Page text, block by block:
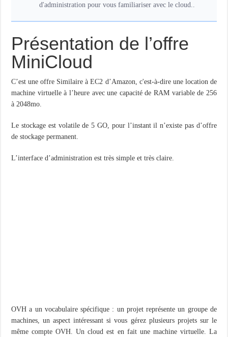
d'administration pour vous familiariser avec le cloud..
Présentation de l’offre
MiniCloud
C’est une offre Similaire à EC2 d’Amazon, c'est-à-dire une location de
machine virtuelle à l’heure avec une capacité de RAM variable de 256
à 2048mo.
Le stockage est volatile de 5 GO, pour l’instant il n’existe pas d’offre
de stockage permanent.
L’interface d’administration est très simple et très claire.
OVH a un vocabulaire spécifique : un projet représente un groupe de
machines, un aspect intéressant si vous gérez plusieurs projets sur le
même compte OVH. Un cloud est en fait une machine virtuelle. La